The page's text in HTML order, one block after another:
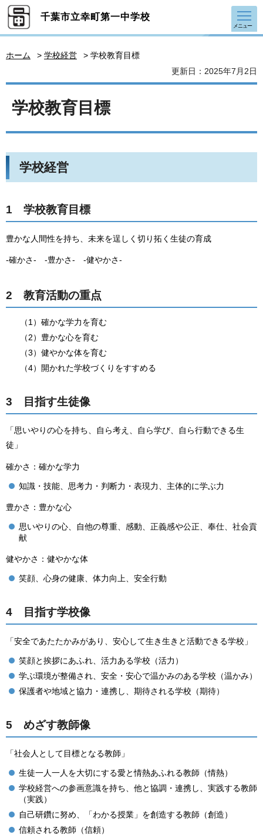
千葉市立幸町第一中学校
メニュー
ホーム > 学校経営
> 学校教育目標
更新日：2025年7月2日
学校教育目標
学校経営
1 学校教育目標
豊かな人間性を持ち、未来を逞しく切り拓く生徒の育成
-確かさ- -豊かさ- -健やかさ-
2 教育活動の重点
（1）確かな学力を育む
（2）豊かな心を育む
（3）健やかな体を育む
（4）開かれた学校づくりをすすめる
3 目指す生徒像
「思いやりの心を持ち、自ら考え、自ら学び、自ら行動できる生
徒」
確かさ：確かな学力
知識・技能、思考力・判断力・表現力、主体的に学ぶ力
豊かさ：豊かな心
思いやりの心、自他の尊重、感動、正義感や公正、奉仕、社会貢
献
健やかさ：健やかな体
笑顔、心身の健康、体力向上、安全行動
4 目指す学校像
「安全であたたかみがあり、安心して生き生きと活動できる学校」
笑顔と挨拶にあふれ、活力ある学校（活力）
学ぶ環境が整備され、安全・安心で温かみのある学校（温かみ）
保護者や地域と協力・連携し、期待される学校（期待）
5 めざす教師像
「社会人として目標となる教師」
生徒一人一人を大切にする愛と情熱あふれる教師（情熱）
学校経営への参画意識を持ち、他と協調・連携し、実践する教師
（実践）
自己研鑽に努め、「わかる授業」を創造する教師（創造）
信頼される教師（信頼）